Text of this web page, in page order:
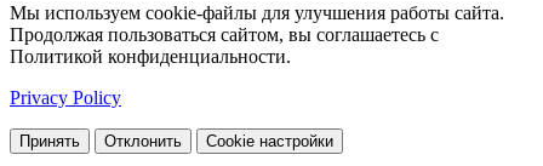
Мы используем cookie-файлы для улучшения работы сайта.
Продолжая пользоваться сайтом, вы соглашаетесь с
Политикой конфиденциальности.
Privacy Policy
Принять Отклонить Cookie настройки